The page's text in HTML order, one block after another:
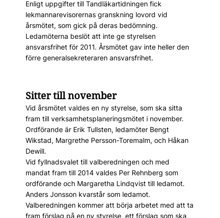
Enligt uppgifter till Tandläkartidningen fick
lekmannarevisorernas granskning lovord vid
årsmötet, som gick på deras bedömning.
Ledamöterna beslöt att inte ge styrelsen
ansvarsfrihet för 2011. Årsmötet gav inte heller den
förre generalsekreteraren ansvarsfrihet.
Sitter till november
Vid årsmötet valdes en ny styrelse, som ska sitta
fram till verksamhetsplaneringsmötet i november.
Ordförande är Erik Tullsten, ledamöter Bengt
Wikstad, Margrethe Persson-Toremalm, och Håkan
Dewill.
Vid fyllnadsvalet till valberedningen och med
mandat fram till 2014 valdes Per Rehnberg som
ordförande och Margaretha Lindqvist till ledamot.
Anders Jonsson kvarstår som ledamot.
Valberedningen kommer att börja arbetet med att ta
fram förslag på en ny styrelse, ett förslag som ska